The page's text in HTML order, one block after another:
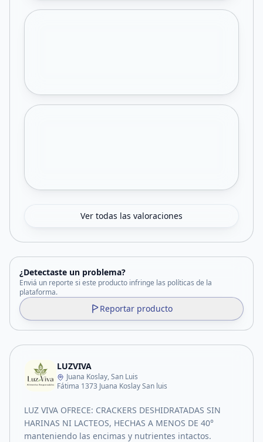
Ver todas las valoraciones
¿Detectaste un problema?
Enviá un reporte si este producto infringe las políticas de la
plataforma.
Reportar producto
LUZVIVA
Juana Koslay, San Luis
Fátima 1373 Juana Koslay San luis
LUZ VIVA OFRECE: CRACKERS DESHIDRATADAS SIN
HARINAS NI LACTEOS, HECHAS A MENOS DE 40°
manteniendo las encimas y nutrientes intactos.